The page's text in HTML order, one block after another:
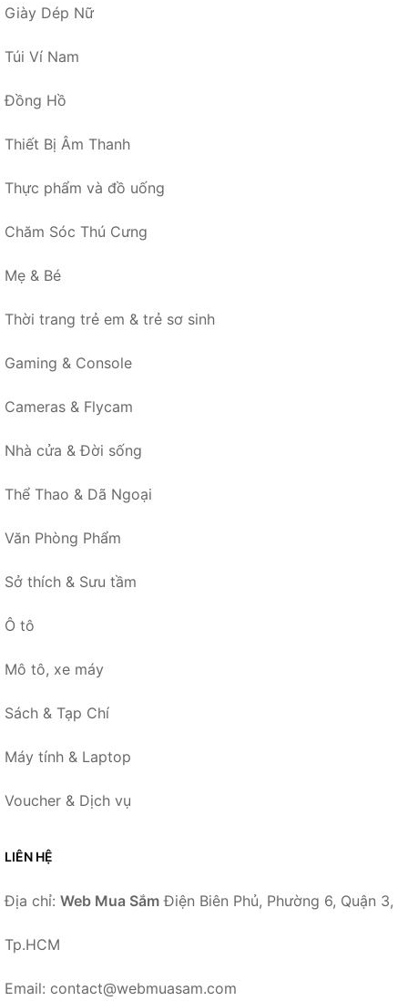
Giày Dép Nữ
Túi Ví Nam
Đồng Hồ
Thiết Bị Âm Thanh
Thực phẩm và đồ uống
Chăm Sóc Thú Cưng
Mẹ & Bé
Thời trang trẻ em & trẻ sơ sinh
Gaming & Console
Cameras & Flycam
Nhà cửa & Đời sống
Thể Thao & Dã Ngoại
Văn Phòng Phẩm
Sở thích & Sưu tầm
Ô tô
Mô tô, xe máy
Sách & Tạp Chí
Máy tính & Laptop
Voucher & Dịch vụ
LIÊN HỆ
Địa chỉ: Web Mua Sắm Điện Biên Phủ, Phường 6, Quận 3,
Tp.HCM
Email: contact@webmuasam.com